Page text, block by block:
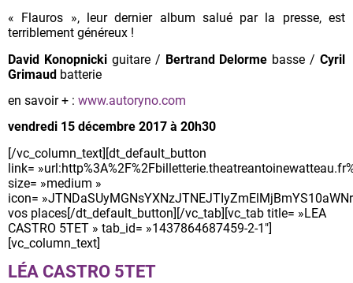
« Flauros », leur dernier album salué par la presse, est
terriblement généreux !
David Konopnickiguitare / Bertrand Delorme basse / Cyril
Grimaud batterie
en savoir + : www.autoryno.com
vendredi 15 décembre 2017 à 20h30
[/vc_column_text][dt_default_button
link=
size= »medium »
icon=
vos places[/dt_default_button][/vc_tab][vc_tab title= »LEA
CASTRO 5TET » tab_id= »1437864687459-2-1″]
[vc_column_text]
LÉA CASTRO 5TET